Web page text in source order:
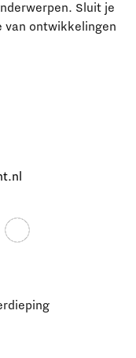
Sluit je
van ontwikkelingen